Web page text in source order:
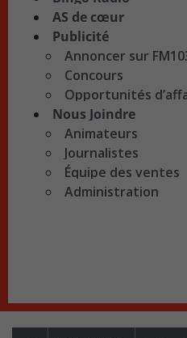
AS de cœur
Publicité
Annoncer sur
Concours
Opportunités
Nous Joindre
Animateurs
Journalistes
Équipe des ventes
Administration